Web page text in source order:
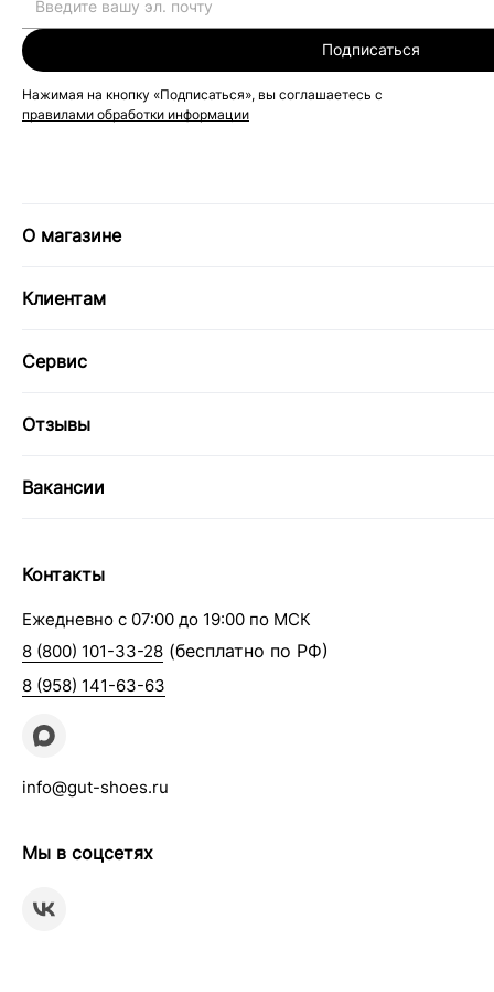
Подписаться
Нажимая на кнопку «Подписаться», вы соглашаетесь с
правилами обработки информации
О магазине
Клиентам
Сервис
Отзывы
Вакансии
Контакты
Ежедневно с 07:00 до 19:00 по МСК
8 (800) 101-33-28 (бесплатно по РФ)
8 (958) 141-63-63
info@gut-shoes.ru
Мы в соцсетях